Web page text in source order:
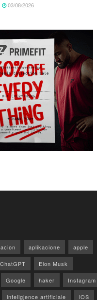
03/08/2026
aplikacione apple
ChatGPT Elon Musk
Google haker Instagram
inteligjence artificiale iOS